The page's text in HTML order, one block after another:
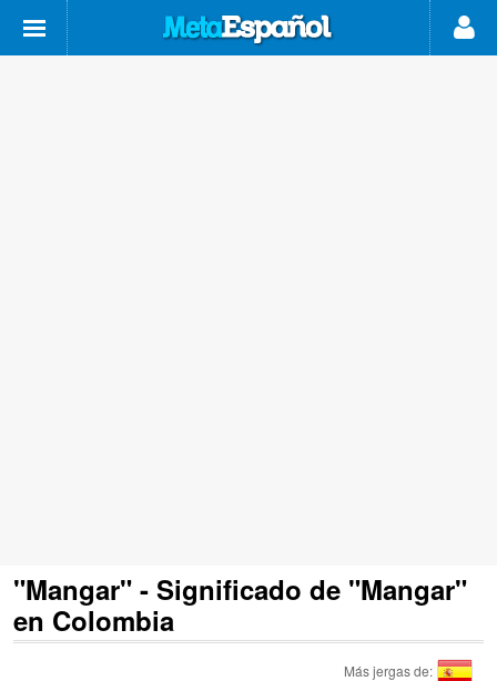
"Mangar" - Significado de "Mangar"
en Colombia
Más jergas de: